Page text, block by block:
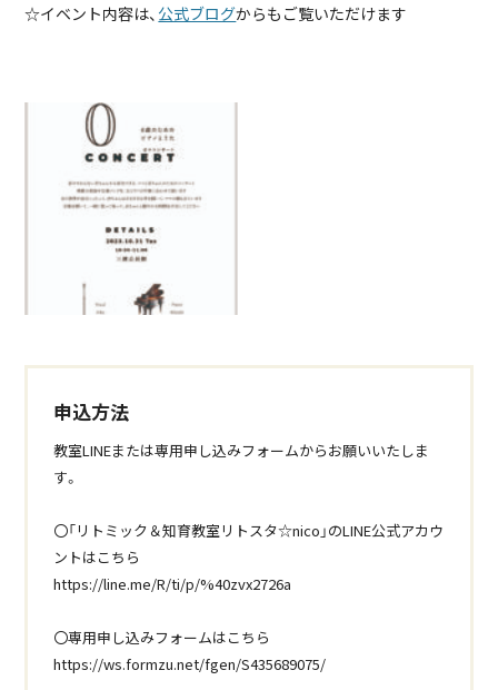
☆イベント内容は、 公式ブログからもご覧いただけます
申込方法
教室LINEまたは専用申し込みフォームからお願いいたしま
す。
〇「リトミック＆知育教室リトスタ☆nico」のLINE公式アカウ
ントはこちら
https://line.me/R/ti/p/%40zvx2726a
〇専用申し込みフォームはこちら
https://ws.formzu.net/fgen/S435689075/